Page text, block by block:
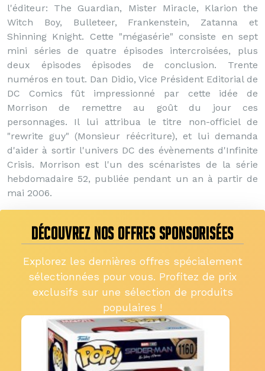
l'éditeur: The Guardian, Mister Miracle, Klarion the
Witch Boy, Bulleteer, Frankenstein, Zatanna et
Shinning Knight. Cette "mégasérie" consiste en sept
mini séries de quatre épisodes intercroisées, plus
deux épisodes épisodes de conclusion. Trente
numéros en tout. Dan Didio, Vice Président Editorial de
DC Comics fût impressionné par cette idée de
Morrison de remettre au goût du jour ces
personnages. Il lui attribua le titre non-officiel de
"rewrite guy" (Monsieur réécriture), et lui demanda
d'aider à sortir l'univers DC des évènements d'Infinite
Crisis. Morrison est l'un des scénaristes de la série
hebdomadaire 52, publiée pendant un an à partir de
mai 2006.
DÉCOUVREZ NOS OFFRES SPONSORISÉES
Explorez les dernières offres spécialement
sélectionnées pour vous. Profitez de prix
exclusifs sur une sélection de produits
populaires !